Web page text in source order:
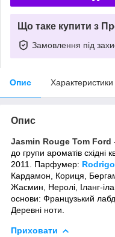
Що таке купити з
Замовлення під
Опис Характеристики
Опис
Jasmin Rouge Tom Ford
до групи ароматів східні
2011. Парфумер:
Кардамон, Кориця,
Жасмин, Неролі, Іланг-
основи: Французький
Деревні ноти.
Приховати